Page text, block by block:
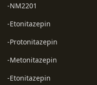
-NM2201
-Etonitazepin
-Protonitazepin
-Metonitazepin
-Etonitazepin